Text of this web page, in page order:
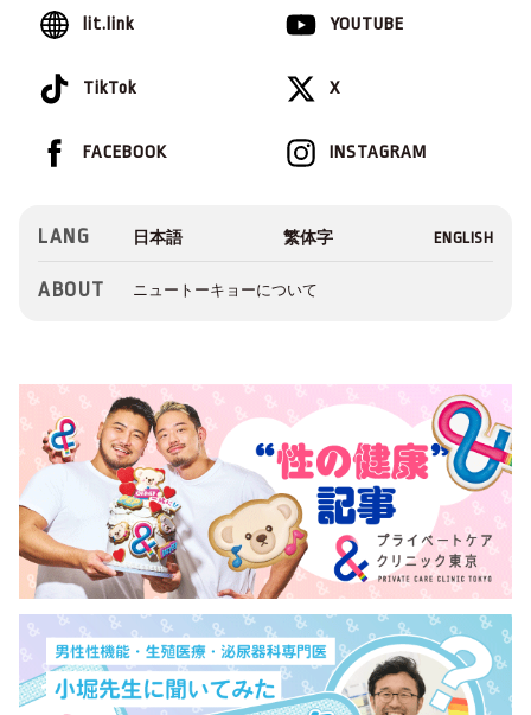
lit.link YOUTUBE
TikTok X
INSTAGRAM
FACEBOOK
LANG
ABOUT ニュートーキョーについて